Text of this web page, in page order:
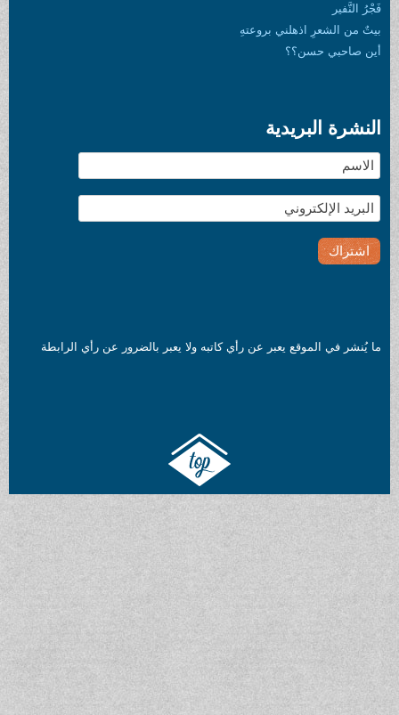
فَجْرُ النَّفير
بيتٌ من الشعرِ اذهلني بروعتهِ
أين صاحبي حسن؟؟
النشرة البريدية
ما يُنشر في الموقع يعبر عن رأي كاتبه ولا يعبر بالضرور عن رأي الرابطة